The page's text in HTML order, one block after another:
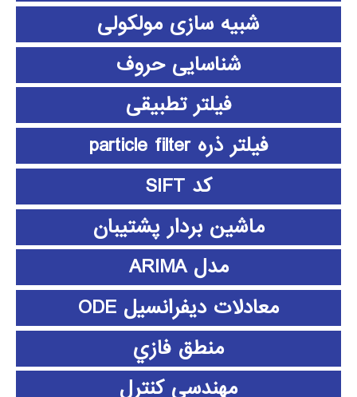
شبیه سازی مولکولی
شناسایی حروف
فیلتر تطبیقی
فیلتر ذره particle filter
کد SIFT
ماشین بردار پشتیبان
مدل ARIMA
معادلات دیفرانسیل ODE
منطق فازي
مهندسی کنترل